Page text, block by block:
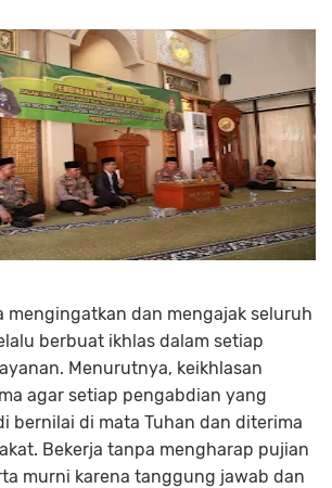
mengingatkan dan mengajak seluruh
berbuat ikhlas dalam setiap
Menurutnya, keikhlasan
agar setiap pengabdian yang
bernilai di mata Tuhan dan diterima
Bekerja tanpa mengharap pujian
murni karena tanggung jawab dan